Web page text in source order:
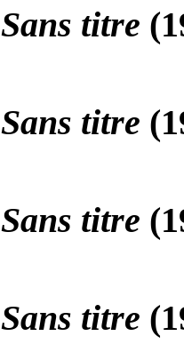
Sans titre
Sans titre
Sans titre
Sans titre